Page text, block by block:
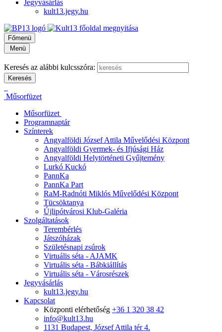
Jegyvásárlás
kult13.jegy.hu
Főmenü
Menü
Keresés az alábbi kulcsszóra:
Műsorfüzet
Műsorfüzet
Programnaptár
Színterek
Angyalföldi József Attila Művelődési Központ
Angyalföldi Gyermek- és Ifjúsági Ház
Angyalföldi Helytörténeti Gyűjtemény
Lurkó Kuckó
PannKa
PannKa Part
RaM-Radnóti Miklós Művelődési Központ
Tücsöktanya
Újlipótvárosi Klub-Galéria
Szolgáltatások
Terembérlés
Játszóházak
Születésnapi zsúrok
Virtuális séta - AJAMK
Virtuális séta - Bábkiállítás
Virtuális séta - Városrészek
Jegyvásárlás
kult13.jegy.hu
Kapcsolat
Központi elérhetőség +36 1 320 38 42
info@kult13.hu
1131 Budapest, József Attila tér 4.